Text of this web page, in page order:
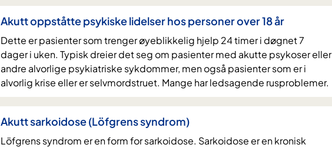
Akutt oppståtte psykiske lidelser hos personer over 18 år
Dette er pasienter som trenger øyeblikkelig hjelp 24 timer i døgnet 7
dager i uken. Typisk dreier det seg om pasienter med akutte psykoser eller
andre alvorlige psykiatriske sykdommer, men også pasienter som er i
alvorlig krise eller er selvmordstruet. Mange har ledsagende rusproblemer.
Akutt sarkoidose (Löfgrens syndrom)
Löfgrens syndrom er en form for sarkoidose. Sarkoidose er en kronisk